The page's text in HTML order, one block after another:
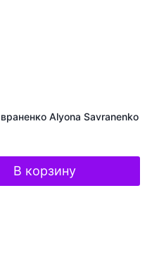
Alyona Savranenko
В корзину